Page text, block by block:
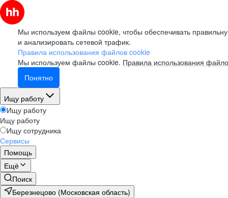
Мы используем файлы cookie, чтобы обеспечивать
и анализировать сетевой трафик.
Правила использования файлов cookie
Мы используем файлы cookie. Правила использования
Понятно
Ищу работу
Ищу работу
Ищу работу
Ищу сотрудника
Сервисы
Помощь
Ещё
Поиск
Березнецово (Московская область)